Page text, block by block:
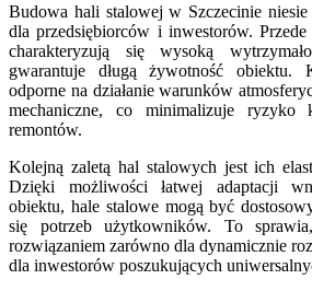
Budowa hali stalowej w Szczecinie niesie
dla przedsiębiorców i inwestorów.
charakteryzują się wysoką
gwarantuje długą żywotność obiektu.
odporne na działanie warunków
mechaniczne, co minimalizuje ryzyko
remontów.
Kolejną zaletą hal stalowych jest ich
Dzięki możliwości łatwej adaptacji
obiektu, hale stalowe mogą być
się potrzeb użytkowników. To
rozwiązaniem zarówno dla dynamicznie
dla inwestorów poszukujących